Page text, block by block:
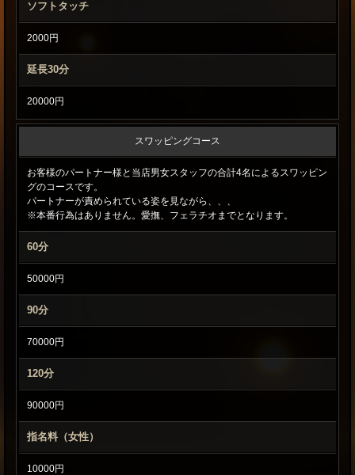
内ソフトタッチ
2000円
延長30分
20000円
スワッピングコース
お客様のパートナー様と当店男女スタッフの合計4名によるスワッピン
グのコースです。
パートナーが責められている姿を見ながら、、、
※本番行為はありません。愛撫、フェラチオまでとなります。
60分
50000円
90分
70000円
120分
90000円
指名料（女性）
10000円